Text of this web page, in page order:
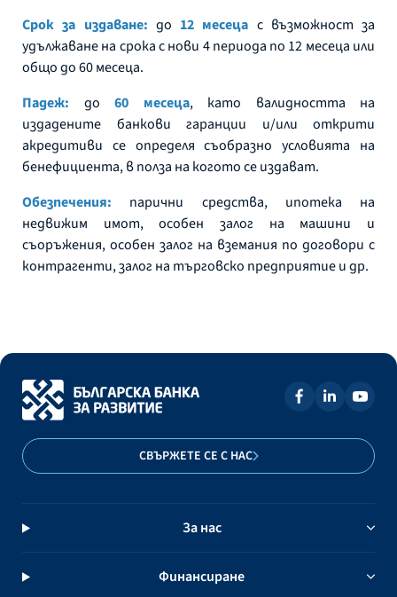
Срок за издаване: до 12 месеца с възможност за
удължаване на срока с нови 4 периода по 12 месеца или
общо до 60 месеца.
Падеж: до 60 месеца, като валидността на
издадените банкови гаранции и/или открити
акредитиви се определя съобразно условията на
бенефициента, в полза на когото се издават.
Обезпечения: парични средства, ипотека на
недвижим имот, особен залог на машини и
съоръжения, особен залог на вземания по договори с
контрагенти, залог на търговско предприятие и др.
СВЪРЖЕТЕ СЕ С НАС
За нас
Финансиране